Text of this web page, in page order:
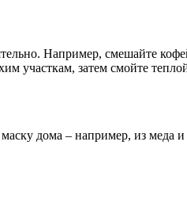
Например, смешайте
участкам, затем смойте
дома – например, из меда